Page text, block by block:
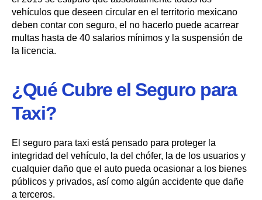
vehículos que deseen circular en el territorio mexicano
deben contar con seguro, el no hacerlo puede acarrear
multas hasta de 40 salarios mínimos y la suspensión de
la licencia.
¿Qué Cubre el Seguro para
Taxi?
El seguro para taxi está pensado para proteger la
integridad del vehículo, la del chófer, la de los usuarios y
cualquier daño que el auto pueda ocasionar a los bienes
públicos y privados, así como algún accidente que dañe
a terceros.